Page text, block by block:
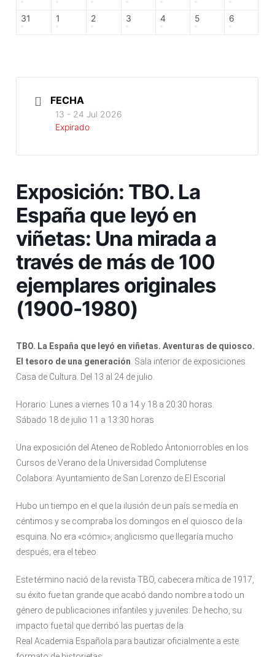
31 1 2 3 4 5 6
FECHA
13 - 24 Jul 2026
Expirado
Exposición: TBO. La
España que leyó en
viñetas: Una mirada a
través de más de 100
ejemplares originales
(1900-1980)
TBO. La España que leyó en viñetas.Aventuras de quiosco.
El tesoro de una generación . Sala interior de exposiciones.
Casa de Cultura. Del 13 al 24 de julio.
Horario: Lunes a viernes 10 a 14 y 18 a 20:30 horas.
Sábado 18 de julio 11 a 13:30 horas
Una exposición del Ateneo de Robledo Antoniorrobles en los
Cursos de Verano de la Universidad Complutense
Colabora: Ayuntamiento de San Lorenzo de El Escorial
Hubo un tiempo en el que la ilusión de un país se medía en
céntimos y se compraba los domingos en el quiosco de la
esquina. No era «cómic», anglicismo que llegaría mucho
después; era el tebeo.
Este término nació de la revista TBO, cabecera mítica de 1917,
su éxito fue tan grande que acabó dando nombre a todo un
género de publicaciones infantiles y juveniles. De hecho, su
impacto fue tal que derribó las puertas de la
Real Academia Española para bautizar oficialmente a este